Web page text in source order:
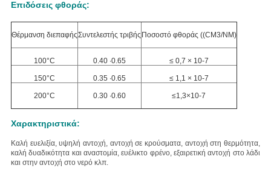
Επιδόσεις φθοράς:
Θέρμανση διεπαφήςΣυντελεστής τριβής Ποσοστό φθοράς ((CM3/NM)
100°C 0.40 ∙0.65 ≤ 0,7 × 10-7
150°C 0.35 ∙0.65 ≤ 1,1 × 10-7
200°C 0.30 ∙0.60 ≤1,3×10-7
Χαρακτηριστικά:
Καλή ευελιξία, υψηλή αντοχή, αντοχή σε κρούσματα, αντοχή στη θερμότητα,
καλή δυαδικότητα και αναστομία, ευέλικτο φρένο, εξαιρετική αντοχή στο λάδι
και στην αντοχή στο νερό κλπ.